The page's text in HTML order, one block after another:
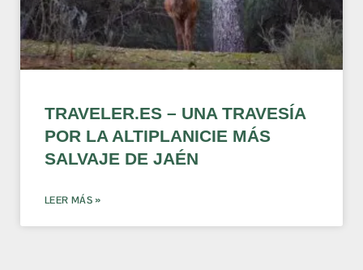
TRAVELER.ES – UNA TRAVESÍA
POR LA ALTIPLANICIE MÁS
SALVAJE DE JAÉN
LEER MÁS »